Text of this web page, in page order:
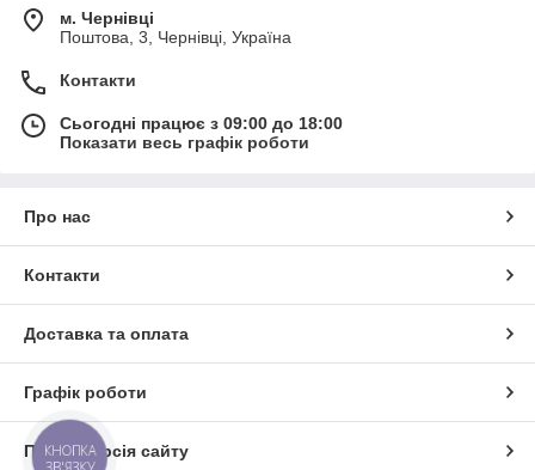
м. Чернівці
Поштова, 3, Чернівці, Україна
Контакти
Сьогодні працює з 09:00 до 18:00
Показати весь графік роботи
Про нас
Контакти
Доставка та оплата
Графік роботи
Повна версія сайту
КНОПКА